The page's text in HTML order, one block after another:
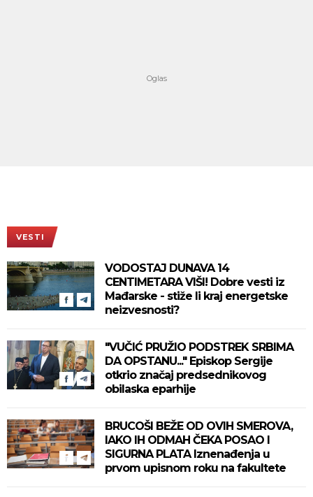
VESTI
VODOSTAJ DUNAVA 14
CENTIMETARA VIŠI! Dobre vesti iz
Mađarske - stiže li kraj energetske
neizvesnosti?
"VUČIĆ PRUŽIO PODSTREK SRBIMA
DA OPSTANU..." Episkop Sergije
otkrio značaj predsednikovog
obilaska eparhije
BRUCOŠI BEŽE OD OVIH SMEROVA,
IAKO IH ODMAH ČEKA POSAO I
SIGURNA PLATA Iznenađenja u
prvom upisnom roku na fakultete